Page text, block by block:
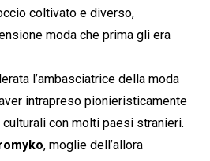
coltivato e diverso,
moda che prima gli era
l’ambasciatrice della moda
intrapreso pionieristicamente
con molti paesi stranieri.
, moglie dell’allora